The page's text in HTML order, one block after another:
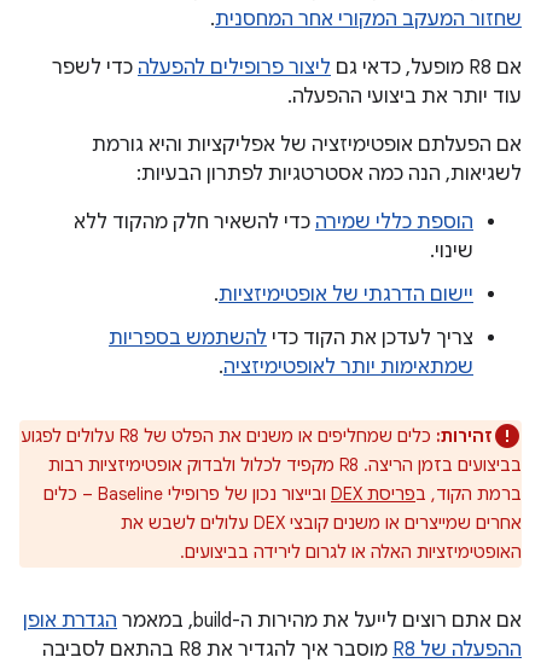
שחזור המעקב המקורי אחר המחסנית.
אם R8 מופעל, כדאי גם
ליצור פרופילים להפעלה כדי לשפר
עוד יותר את ביצועי ההפעלה.
אם הפעלתם אופטימיזציה של אפליקציות והיא גורמת
לשגיאות, הנה כמה אסטרטגיות לפתרון הבעיות:
הוספת כללי שמירה כדי להשאיר חלק מהקוד ללא
שינוי.
יישום הדרגתי של אופטימיזציות.
צריך לעדכן את הקוד כדי להשתמש בספריות
שמתאימות יותר לאופטימיזציה.
זהירות:
כלים שמחליפים או משנים את הפלט של R8 עלולים לפגוע
בביצועים בזמן הריצה. ‫R8 מקפיד לכלול ולבדוק אופטימיזציות רבות
ברמת הקוד, בפריסת DEX
ובייצור נכון של פרופילי Baseline – כלים
אחרים שמייצרים או משנים קובצי DEX עלולים לשבש את
האופטימיזציות האלה או לגרום לירידה בביצועים.
אם אתם רוצים לייעל את מהירות ה-build, במאמר
הגדרת אופן
ההפעלה של R8
מוסבר איך להגדיר את R8 בהתאם לסביבה